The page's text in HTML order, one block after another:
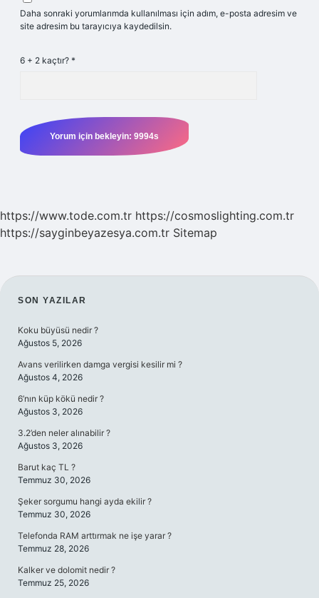
Daha sonraki yorumlarımda kullanılması için adım, e-posta adresim ve
site adresim bu tarayıcıya kaydedilsin.
6 + 2 kaçtır? *
https://www.tode.com.tr https://cosmoslighting.com.tr
https://sayginbeyazesya.com.tr Sitemap
SIDEBAR
SON YAZILAR
Koku büyüsü nedir ?
Ağustos 5, 2026
Avans verilirken damga vergisi kesilir mi ?
Ağustos 4, 2026
6’nın küp kökü nedir ?
Ağustos 3, 2026
3.2’den neler alınabilir ?
Ağustos 3, 2026
Barut kaç TL ?
Temmuz 30, 2026
Şeker sorgumu hangi ayda ekilir ?
Temmuz 30, 2026
Telefonda RAM arttırmak ne işe yarar ?
Temmuz 28, 2026
Kalker ve dolomit nedir ?
Temmuz 25, 2026